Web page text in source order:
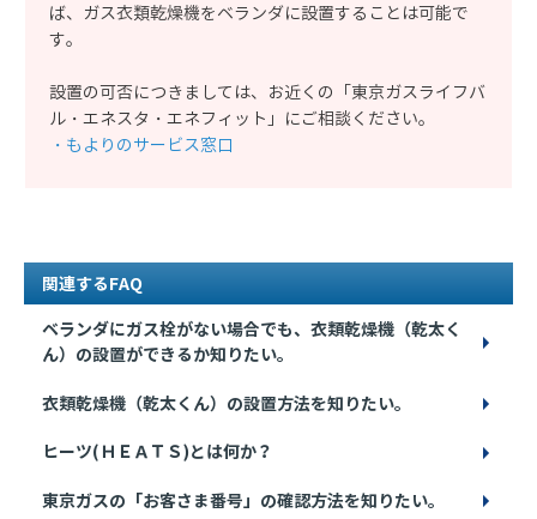
ば、ガス衣類乾燥機をベランダに設置することは可能で
す。
設置の可否につきましては、お近くの「東京ガスライフバ
ル・エネスタ・エネフィット」にご相談ください。
・もよりのサービス窓口
関連するFAQ
ベランダにガス栓がない場合でも、衣類乾燥機（乾太く
ん）の設置ができるか知りたい。
衣類乾燥機（乾太くん）の設置方法を知りたい。
ヒーツ(ＨＥＡＴＳ)とは何か？
東京ガスの「お客さま番号」の確認方法を知りたい。